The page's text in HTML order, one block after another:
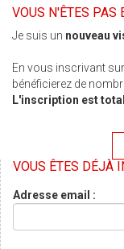
VOUS N'ÊTES PAS
Je suis un nouveau
En vous inscrivant
bénéficierez de
L'inscription est
VOUS ÊTES DÉJÀ
Adresse email :